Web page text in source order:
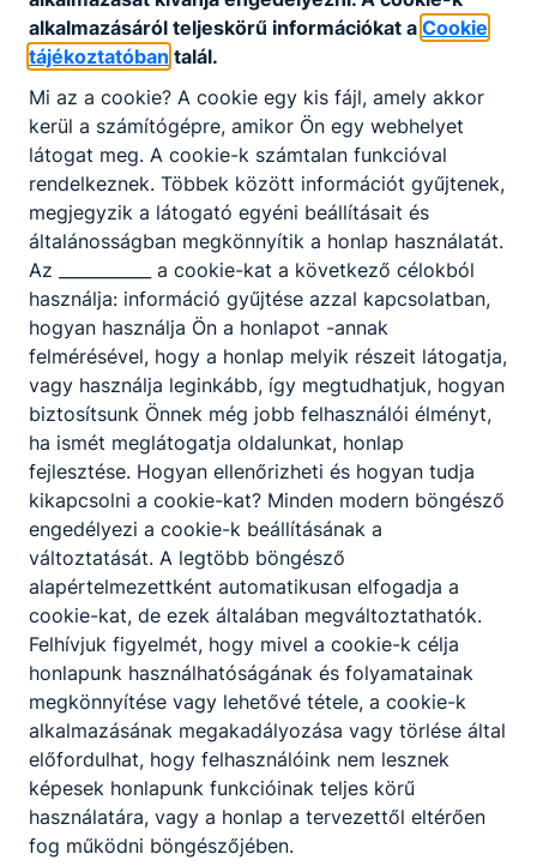
A technikum kizárólag szakmai vizsgára
felkészítő képzéseire érettségi végzettséggel
lehet jelentkezni. A képzési idő főszabály
szerint 2 év, de a fent leírtak szerint rövidebb
is lehet. A képzés ágazati alapoktatásból és
szakirányú oktatásból áll. Utóbbi a képzésben
részt vevőt foglalkoztató vállalatnál is
történhet, munkaszerződése megfelelő
módosításával. A szakmai vizsga sikeres
teljesítésével államilag elismert
szakképzettséget igazoló oklevelet szerezhet
a tanuló, illetve a képzésben részt vevő.
Szakképző iskola:
A szakképző iskola kizárólag szakmai
vizsgára felkészítő képzéseire azok
jelentkezhetnek, akik legalább a középiskola
tizedik évfolyamát elvégezték. A képzési idő
főszabály szerint 2 év, de a fent leírtak
tükrében rövidebb is lehet. A képzés ágazati
alapoktatásból és szakirányú oktatásból áll.
Utóbbi a képzésben részt vevőt foglalkoztató
vállalatnál is történhet, munkaszerződése
megfelelő módosításával. A szakmai vizsga
sikeres teljesítésével államilag elismert
szakképzettséget igazoló szakmai
alkalmazásáról teljeskörű információkat a Cookie
tájékoztatóban talál.
Mi az a cookie? A cookie egy kis fájl, amely akkor
kerül a számítógépre, amikor Ön egy webhelyet
látogat meg. A cookie-k számtalan funkcióval
rendelkeznek. Többek között információt gyűjtenek,
megjegyzik a látogató egyéni beállításait és
általánosságban megkönnyítik a honlap használatát.
Az ___________ a cookie-kat a következő célokból
használja: információ gyűjtése azzal kapcsolatban,
hogyan használja Ön a honlapot -annak
felmérésével, hogy a honlap melyik részeit látogatja,
vagy használja leginkább, így megtudhatjuk, hogyan
biztosítsunk Önnek még jobb felhasználói élményt,
ha ismét meglátogatja oldalunkat, honlap
fejlesztése. Hogyan ellenőrizheti és hogyan tudja
kikapcsolni a cookie-kat? Minden modern böngésző
engedélyezi a cookie-k beállításának a
változtatását. A legtöbb böngésző
alapértelmezettként automatikusan elfogadja a
cookie-kat, de ezek általában megváltoztathatók.
Felhívjuk figyelmét, hogy mivel a cookie-k célja
honlapunk használhatóságának és folyamatainak
megkönnyítése vagy lehetővé tétele, a cookie-k
alkalmazásának megakadályozása vagy törlése által
előfordulhat, hogy felhasználóink nem lesznek
képesek honlapunk funkcióinak teljes körű
használatára, vagy a honlap a tervezettől eltérően
fog működni böngészőjében.